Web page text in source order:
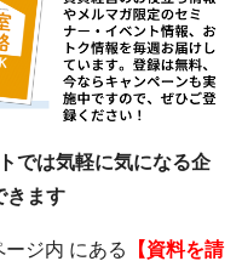
では気軽に気になる企
きます
ジ内 にある
【資料を請